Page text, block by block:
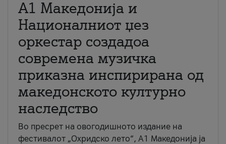
А1 Македонија и
Националниот џез
оркестар создадоа
современа музичка
приказна инспирирана од
македонското културно
наследство
Во пресрет на овогодишното издание на
фестивалот „Охридско лето“, А1 Македонија ја